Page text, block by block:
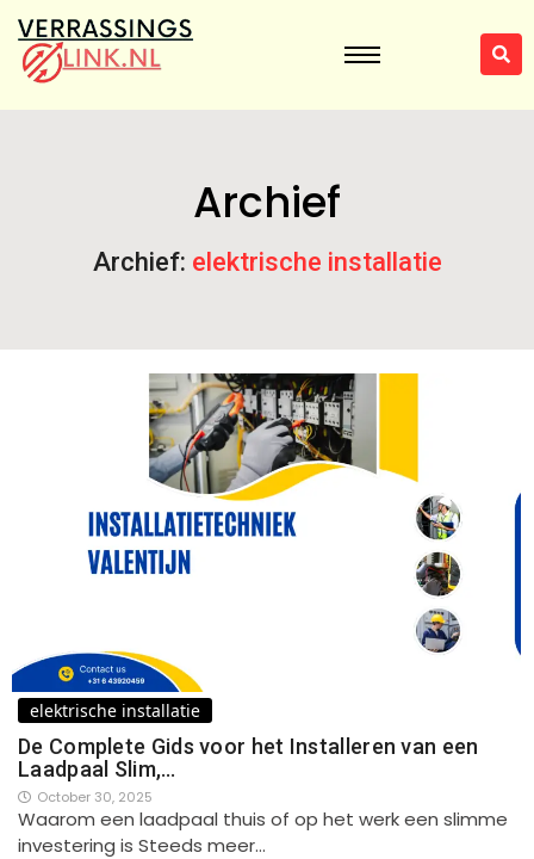
Archief
Archief: elektrische installatie
elektrische installatie
De Complete Gids voor het Installeren van een
Laadpaal Slim,…
October 30, 2025
Waarom een laadpaal thuis of op het werk een slimme
investering is Steeds meer…